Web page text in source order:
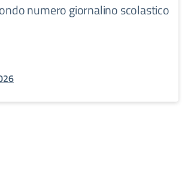
numero giornalino scolastico